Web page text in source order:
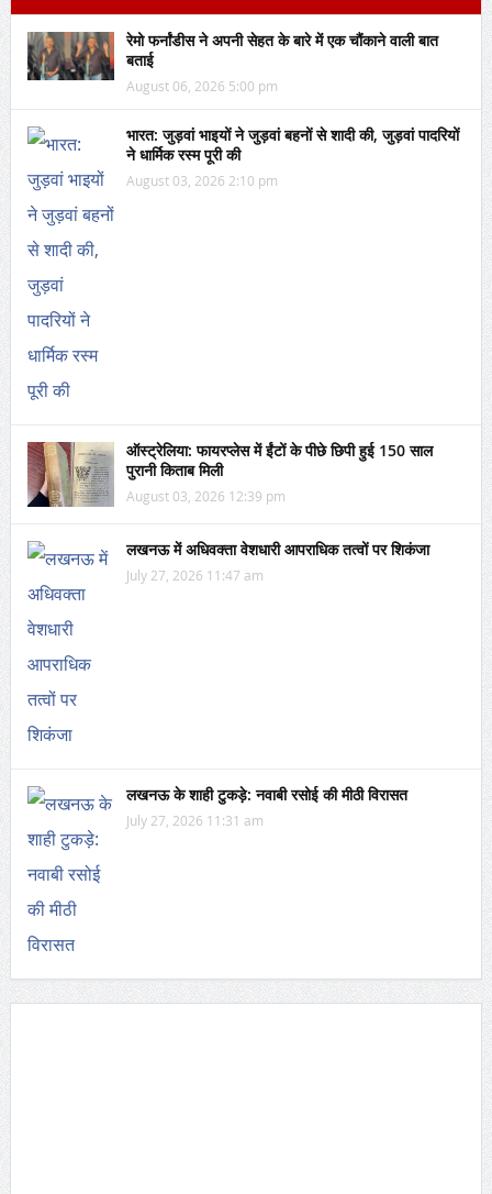
रेमो फर्नांडीस ने अपनी सेहत के बारे में एक चौंकाने वाली बात
बताई
August 06, 2026 5:00 pm
भारत: जुड़वां भाइयों ने जुड़वां बहनों से शादी की, जुड़वां पादरियों
ने धार्मिक रस्म पूरी की
August 03, 2026 2:10 pm
ऑस्ट्रेलिया: फायरप्लेस में ईंटों के पीछे छिपी हुई 150 साल
पुरानी किताब मिली
August 03, 2026 12:39 pm
लखनऊ में अधिवक्ता वेशधारी आपराधिक तत्वों पर शिकंजा
July 27, 2026 11:47 am
लखनऊ के शाही टुकड़े: नवाबी रसोई की मीठी विरासत
July 27, 2026 11:31 am